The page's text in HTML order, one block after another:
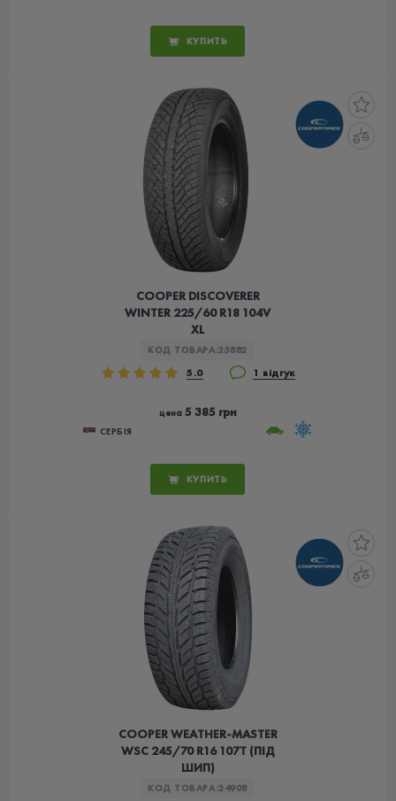
КУПИТЬ
COOPER DISCOVERER
WINTER 225/60 R18 104V
XL
КОД ТОВАРА:25882
5.0 1 відгук
цена5 385 грн
СЕРБІЯ
КУПИТЬ
COOPER WEATHER-MASTER
WSC 245/70 R16 107T (ПІД
ШИП)
КОД ТОВАРА:24908